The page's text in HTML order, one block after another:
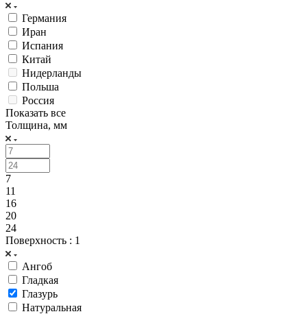
Германия
Иран
Испания
Китай
Нидерланды
Польша
Россия
Показать все
Толщина, мм
7
11
16
20
24
Поверхность : 1
Ангоб
Гладкая
Глазурь
Натуральная